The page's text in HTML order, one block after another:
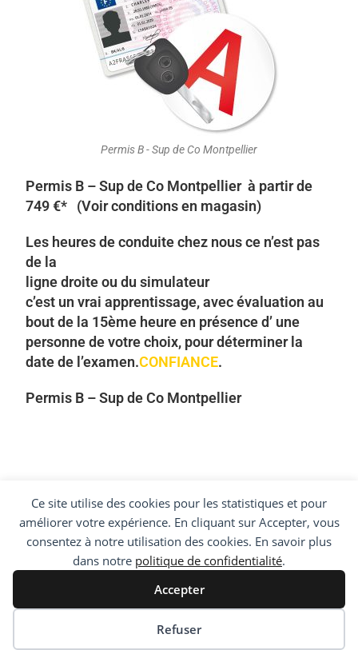
Ce site utilise des cookies pour les statistiques et pour
améliorer votre expérience. En cliquant sur Accepter, vous
consentez à notre utilisation des cookies. En savoir plus
dans notre politique de confidentialité.
Accepter
Refuser
Permis B - Sup de Co Montpellier
Permis B – Sup de Co Montpellier à partir de
749 €* (Voir conditions en magasin)
Les heures de conduite chez nous ce n’est pas
de la
ligne droite ou du simulateur
c’est un vrai apprentissage, avec évaluation au
bout de la 15ème heure en présence d’ une
personne de votre choix, pour déterminer la
date de l’examen.CONFIANCE.
Permis B – Sup de Co Montpellier
Code en ligne
@ Auto Ecole Mas De Tesse Montpellier